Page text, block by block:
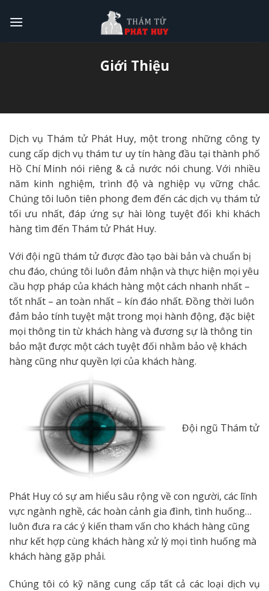
Giới Thiệu
Dịch vụ Thám tử Phát Huy, một trong những công ty
cung cấp dịch vụ thám tư uy tín hàng đầu tại thành phố
Hồ Chí Minh nói riêng & cả nước nói chung. Với nhiều
năm kinh nghiệm, trình độ và nghiệp vụ vững chắc.
Chúng tôi luôn tiên phong đem đến các dịch vụ thám tử
tối ưu nhất, đáp ứng sự hài lòng tuyệt đối khi khách
hàng tìm đến Thám tử Phát Huy.
Với đội ngũ thám tử được đào tạo bài bản và chuẩn bị
chu đáo, chúng tôi luôn đảm nhận và thực hiện mọi yêu
cầu hợp pháp của khách hàng một cách nhanh nhất –
tốt nhất – an toàn nhất – kín đáo nhất. Đồng thời luôn
đảm bảo tính tuyệt mật trong mọi hành động, đặc biệt
mọi thông tin từ khách hàng và đương sự là thông tin
bảo mật được một cách tuyệt đối nhằm bảo vệ khách
hàng cũng như quyền lợi của khách hàng.
Đội ngũ Thám tử
Phát Huy có sự am hiểu sâu rộng về con người, các lĩnh
vực ngành nghề, các hoàn cảnh gia đình, tình huống…
luôn đưa ra các ý kiến tham vấn cho khách hàng cũng
như kết hợp cùng khách hàng xử lý mọi tình huống mà
khách hàng gặp phải.
Chúng tôi có kỹ năng cung cấp tất cả các loại dịch vụ